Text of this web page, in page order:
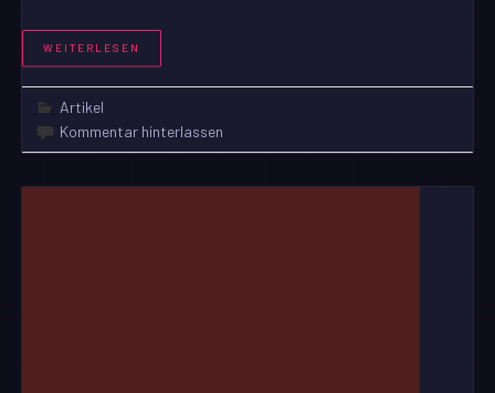
WEITERLESEN
Artikel
Kommentar hinterlassen